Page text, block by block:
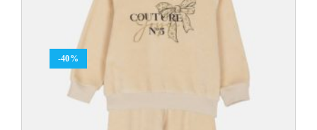
-40%